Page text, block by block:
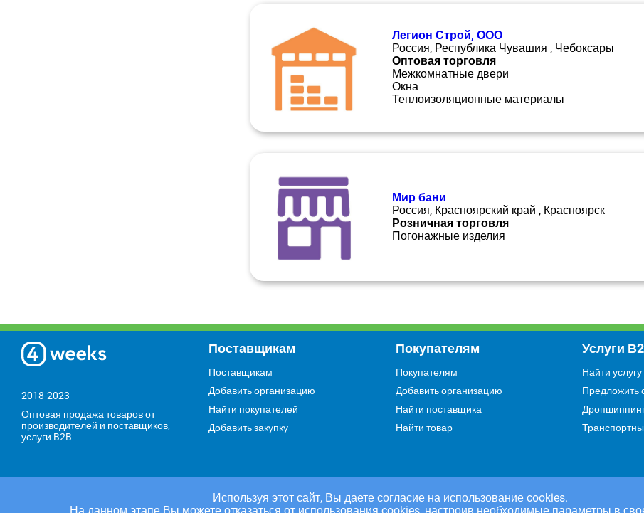
Легион Строй, ООО
Россия, Республика Чувашия , Чебоксары
Оптовая торговля
Межкомнатные двери
Окна
Теплоизоляционные материалы
Мир бани
Россия, Красноярский край , Красноярск
Розничная торговля
Погонажные изделия
Используя этот сайт, Вы даете согласие на использование cookies.
На данном этапе Вы можете отказаться от использования cookies, настроив необходимые параметры в
2018-2023
Оптовая продажа товаров от
производителей и поставщиков,
услуги B2B
Поставщикам
Поставщикам
Добавить организацию
Найти покупателей
Добавить закупку
Покупателям
Покупателям
Добавить организацию
Найти поставщика
Найти товар
Услуги
Найти услугу
Предложить